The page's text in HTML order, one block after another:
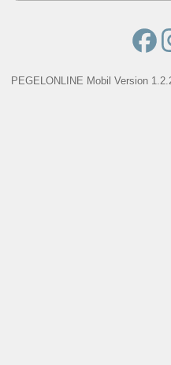
PEGELONLINE Mobil Version